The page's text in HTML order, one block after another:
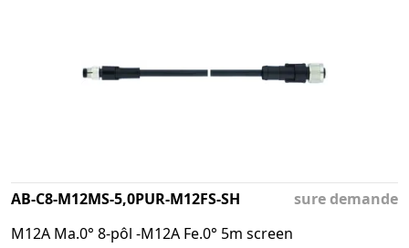
AB-C8-M12MS-5,0PUR-M12FS-SH
M12A Ma.0° 8-pôl -M12A Fe.0° 5m screen
sure demande